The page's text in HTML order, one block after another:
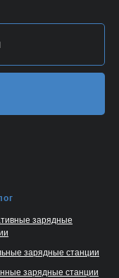
зарядные
зарядные станции
зарядные станции